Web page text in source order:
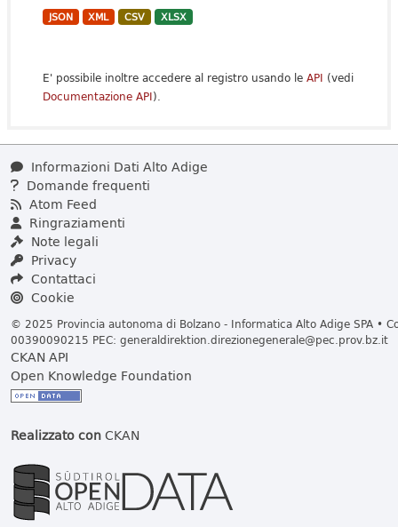
JSON XML CSV XLSX
E' possibile inoltre accedere al registro usando le API (vedi
Documentazione API).
Informazioni Dati Alto Adige
Domande frequenti
Atom Feed
Ringraziamenti
Note legali
Privacy
Contattaci
Cookie
© 2025 Provincia autonoma di Bolzano - Informatica Alto Adige SPA •
00390090215 PEC: generaldirektion.direzionegenerale@pec.prov.bz.it
CKAN API
Open Knowledge Foundation
Realizzato conCKAN